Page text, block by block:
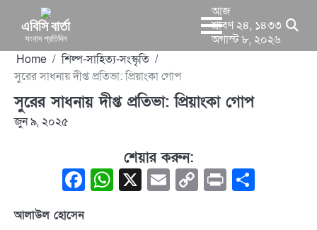
content
এবিসি বার্তা
সংবাদ প্রতিদিন
আজ
শ্রাবণ ২৪, ১৪৩৩
অগাস্ট ৮, ২০২৬
Home
শিল্প-সাহিত্য-সংস্কৃতি
সুরের সাধনায় দীপ্ত প্রতিভা: প্রিয়াংকা গোপ
সুরের সাধনায় দীপ্ত প্রতিভা: প্রিয়াংকা গোপ
জুন ৯, ২০২৫
শেয়ার করুন:
Facebook
WhatsApp
X EmailCopy
Print
আলাউল হোসেন